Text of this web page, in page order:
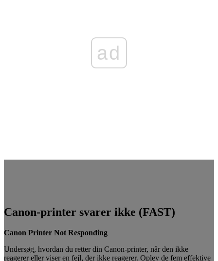
ad
Canon-printer svarer ikke (FAST)
Canon Printer Not Responding
Undersøg, hvordan du retter din Canon-printer, når den ikke
reagerer eller viser en fejl, der ikke reagerer. Oplev de fem effektive